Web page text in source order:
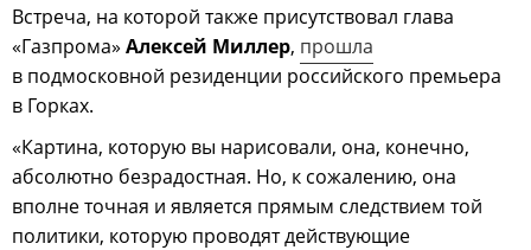
Встреча, на которой также присутствовал глава
«Газпрома» Алексей Миллер, прошла
в подмосковной резиденции российского премьера
в Горках.
«Картина, которую вы нарисовали, она, конечно,
абсолютно безрадостная. Но, к сожалению, она
вполне точная и является прямым следствием той
политики, которую проводят действующие